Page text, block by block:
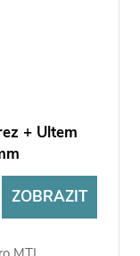
+ Ultem
ZOBRAZIT